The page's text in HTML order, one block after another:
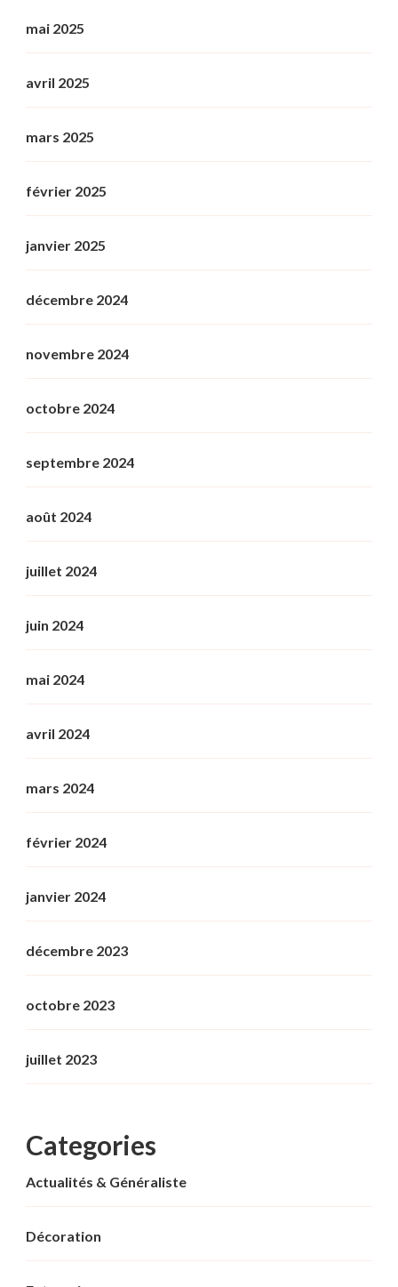
mai 2025
avril 2025
mars 2025
février 2025
janvier 2025
décembre 2024
novembre 2024
octobre 2024
septembre 2024
août 2024
juillet 2024
juin 2024
mai 2024
avril 2024
mars 2024
février 2024
janvier 2024
décembre 2023
octobre 2023
juillet 2023
Categories
Actualités & Généraliste
Décoration